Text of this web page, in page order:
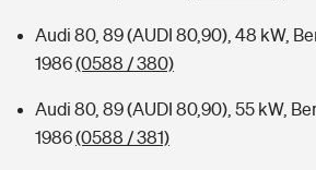
Audi 80, 89 (AUDI 80,90), 48 kW,
1986(0588 / 380)
Audi 80, 89 (AUDI 80,90), 55 kW,
1986(0588 / 381)